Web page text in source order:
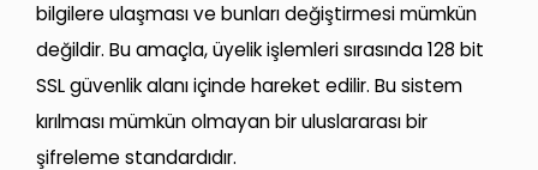
bilgilere ulaşması ve bunları değiştirmesi mümkün
değildir. Bu amaçla, üyelik işlemleri sırasında 128 bit
SSL güvenlik alanı içinde hareket edilir. Bu sistem
kırılması mümkün olmayan bir uluslararası bir
şifreleme standardıdır.